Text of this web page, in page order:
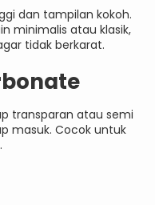
dan tampilan kokoh.
minimalis atau klasik,
tidak berkarat.
transparan atau semi
masuk. Cocok untuk